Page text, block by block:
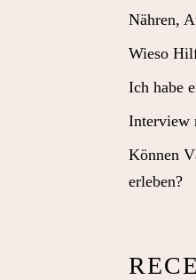
Nähren,
Wieso
Ich habe
Interview
Können
erleben?